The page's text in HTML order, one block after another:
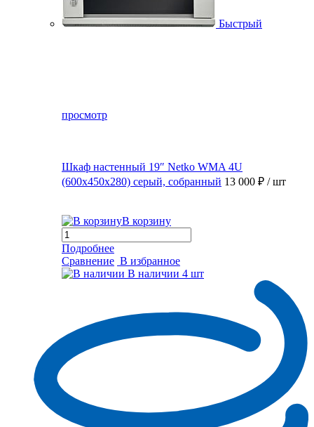
Быстрый
просмотр
Шкаф настенный 19″ Netko WMA 4U
(600x450x280) серый, собранный 13 000 ₽ / шт
В корзину
Подробнее
Сравнение В избранное
В наличии 4 шт